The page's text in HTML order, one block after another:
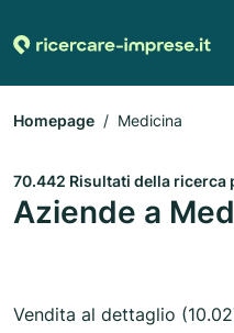
Homepage Medicina
70.442 Risultati della ricerca
Aziende a
Vendita al dettaglio